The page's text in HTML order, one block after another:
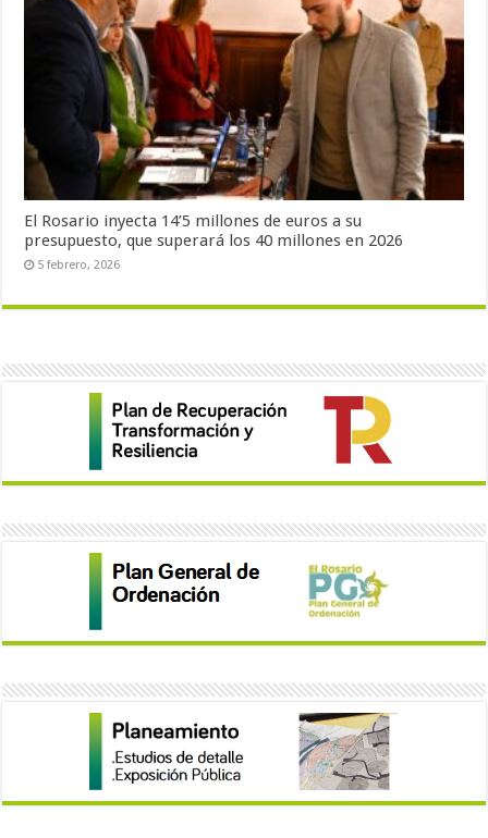
El Rosario inyecta 14’5 millones de euros a su
presupuesto, que superará los 40 millones en 2026
5 febrero, 2026